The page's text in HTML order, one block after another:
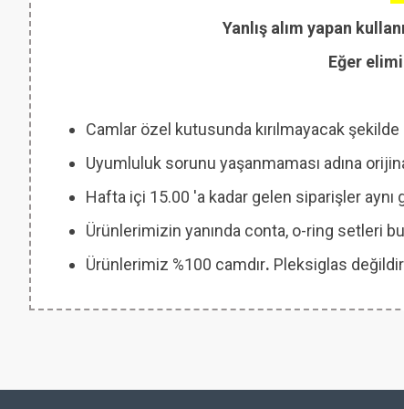
Yanlış alım yapan
Eğer
Camlar özel kutusunda kırılmayacak şekilde
Uyumluluk sorunu yaşanmaması adına
Hafta içi 15.00 'a kadar gelen siparişler aynı
Ürünlerimizin yanında conta, o-ring setleri
Ürünlerimiz %100 camdır. Pleksiglas